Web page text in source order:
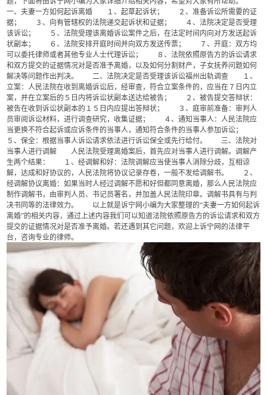
一、夫妻一方如何起诉离婚 １、起草起诉状； ２、准备诉讼所需要的证
据； ３、向有管辖权的法院递交起诉状和证据； ４、法院决定是否受理
该诉讼； ５、法院受理该离婚诉讼案件之后，在法定时间内向对方发送起诉
状副本； ６、法院安排开庭时间并向双方发送传票； ７、开庭：双方均
可以委托律师或者其他专业人士代理诉讼； ８、法院依照原告方的诉讼请求
和双方提交的证据情况对是否准予离婚，以及如何分割财产，子女抚养问题如何
解决等问题作出判决。 二、法院决定是否受理该诉讼福州出轨调查 １、
立案：人民法院在收到离婚诉讼后，经审查，符合立案条件的，应当在７日内立
案，并在立案后的５日内将诉讼状副本送达给被告； ２、被告提交答辩状：
被告在收到诉讼状副本的１５日内应提出答辩状； ３、庭审前准备：审判人
员审阅诉讼材料，进行调查研究，收集证据； ４、通知当事人：人民法院应
当更换不符合起诉或应诉条件的当事人，通知符合条件的当事人参加诉讼；
５、保全：根据当事人诉讼请求依法进行诉讼保全或先行给付。 三、法院对
当事人进行调解 人民法院受理离婚案后，首先应对当事人进行调解。调解产
生两个结果： １、经调解和好：法院调解应当使当事人消除分歧，互相谅
解，达成和好协议的，人民法院将协议记录存卷，一般不发给调解书。 ２、
经调解协议离婚：如果当时人经过调解不愿和好但都同意离婚，那么人民法院应
制作调解书，由审判人员、书记员署名，并加盖人民法院印章。调解书具有与判
决书同等的法律效力。 以上就是诉宁网小编为大家整理的“夫妻一方如何起诉
离婚”的相关内容，通过上述内容我们可以知道法院依照原告方的诉讼请求和双方
提交的证据情况对是否准予离婚。若还遇到其它问题，欢迎上诉宁网的法律平
台，咨询专业的律师。